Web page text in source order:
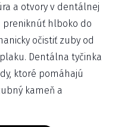
a otvory v dentálnej
hlboko do
očistiť zuby od
Dentálna tyčinka
ktoré pomáhajú
kameň a